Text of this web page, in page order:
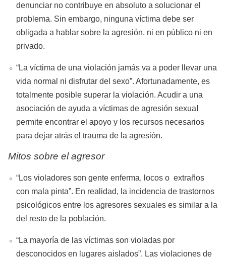
denunciar no contribuye en absoluto a solucionar el
problema. Sin embargo, ninguna víctima debe ser
obligada a hablar sobre la agresión, ni en público ni en
privado.
“La víctima de una violación jamás va a poder llevar una
vida normal ni disfrutar del sexo”. Afortunadamente, es
totalmente posible superar la violación. Acudir a una
asociación de ayuda a víctimas de agresión sexua
permite encontrar el apoyo y los recursos necesarios
para dejar atrás el trauma de la agresión.
Mitos sobre el agresor
“Los violadores son gente enferma, locos o extraños
con mala pinta”. En realidad, la incidencia de trastornos
psicológicos entre los agresores sexuales es similar a la
del resto de la población.
“La mayoría de las víctimas son violadas por
desconocidos en lugares aislados”. Las violaciones de